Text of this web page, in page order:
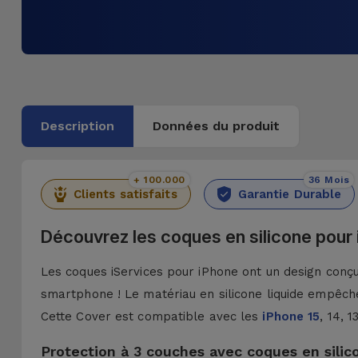
Description Données du produit
Clients satisfaits
+ 100.000
Garantie Durable
36 Mois
Découvrez les coques en silicone pour
Les coques iServices pour iPhone ont un design
smartphone ! Le matériau en silicone liquide
Cette Cover est compatible avec les iPhone 15, 14,
Protection à 3 couches avec coques en